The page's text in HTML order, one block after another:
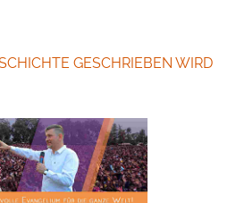
GESCHRIEBEN WIRD